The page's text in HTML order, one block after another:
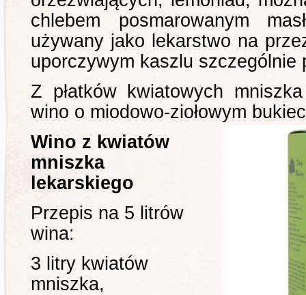
chlebem posmarowanym
używany jako lekarstwo na
uporczywym kaszlu szczególnie
Z płatków kwiatowych
wino o miodowo-ziołowym
Wino z kwiatów
mniszka
lekarskiego
Przepis na 5 litrów
wina:
3 litry kwiatów
mniszka,